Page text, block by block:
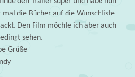
mal die Bücher auf die Wunschliste
Den Film möchte ich aber auch
sehen.
Grüße